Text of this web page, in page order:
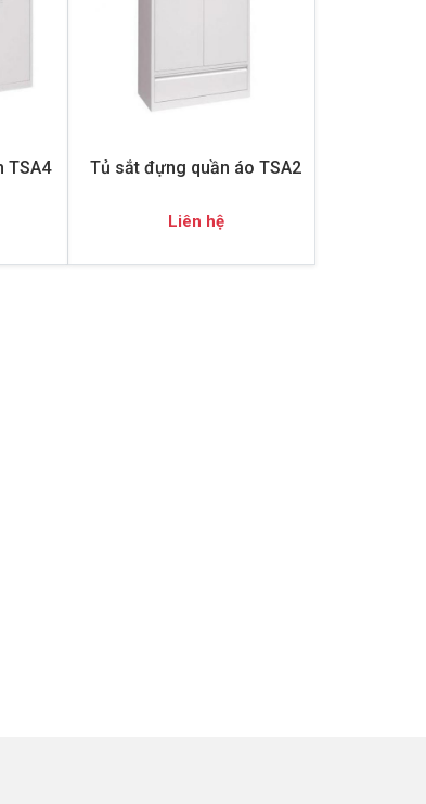
TSA4 Tủ sắt đựng quần áo TSA2
Liên hệ